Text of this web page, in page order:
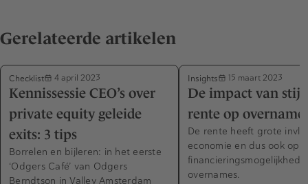
Gerelateerde artikelen
Checklist 4 april 2023
Kennissessie CEO’s over
private equity geleide
exits: 3 tips
Borrelen en bijleren: in het eerste
‘Odgers Café’ van Odgers
Berndtson in Valley Amsterdam
Insights 15 maart 2023
De impact van
rente op
De rente heeft grote
economie en dus ook op
overnames.